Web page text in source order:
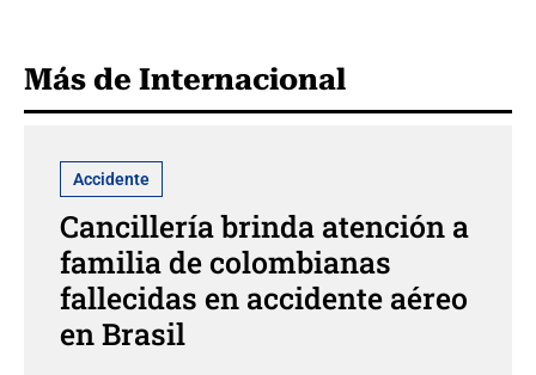
Más de Internacional
Accidente
Cancillería brinda atención a
familia de colombianas
fallecidas en accidente aéreo
en Brasil